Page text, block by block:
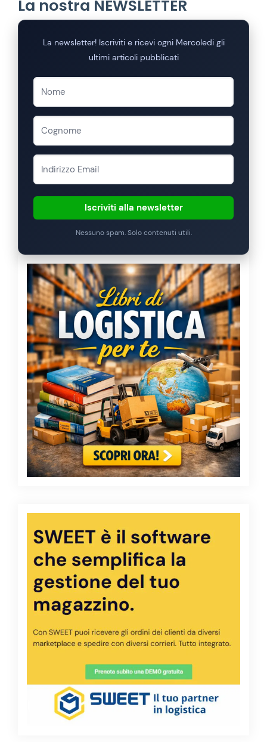
La nostra NEWSLETTER
La newsletter! Iscriviti e ricevi ogni Mercoledi gli
ultimi articoli pubblicati
Iscriviti alla newsletter
Nessuno spam. Solo contenuti utili.